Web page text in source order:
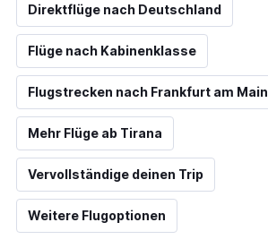
Direktflüge nach Deutschland
Flüge nach Kabinenklasse
Flugstrecken nach Frankfurt am Main
Mehr Flüge ab Tirana
Vervollständige deinen Trip
Weitere Flugoptionen